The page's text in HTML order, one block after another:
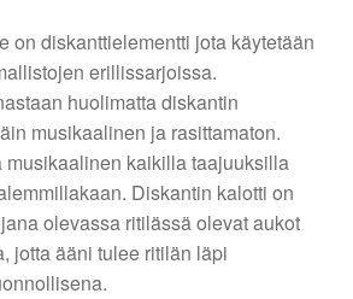
on diskanttielementti jota käytetään
erillissarjoissa.
huolimatta diskantin
musikaalinen ja rasittamaton.
musikaalinen kaikilla taajuuksilla
Diskantin kalotti on
olevassa ritilässä olevat aukot
jotta ääni tulee ritilän läpi